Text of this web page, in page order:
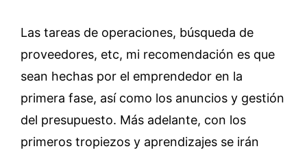
Las tareas de operaciones, búsqueda de
proveedores, etc, mi recomendación es que
sean hechas por el emprendedor en la
primera fase, así como los anuncios y gestión
del presupuesto. Más adelante, con los
primeros tropiezos y aprendizajes se irán